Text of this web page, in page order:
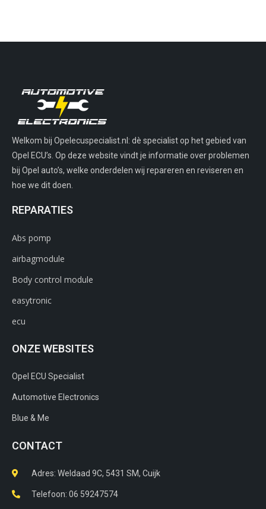
Welkom bij Opelecuspecialist.nl: dè specialist op het gebied van
Opel ECU’s. Op deze website vindt je informatie over problemen
bij Opel auto’s, welke onderdelen wij repareren en reviseren en
hoe we dit doen.
REPARATIES
Abs pomp
airbagmodule
Body control module
easytronic
ecu
ONZE WEBSITES
Opel ECU Specialist
Automotive Electronics
Blue & Me
CONTACT
Adres: Weldaad 9C, 5431 SM, Cuijk​
Telefoon: 06 59247574